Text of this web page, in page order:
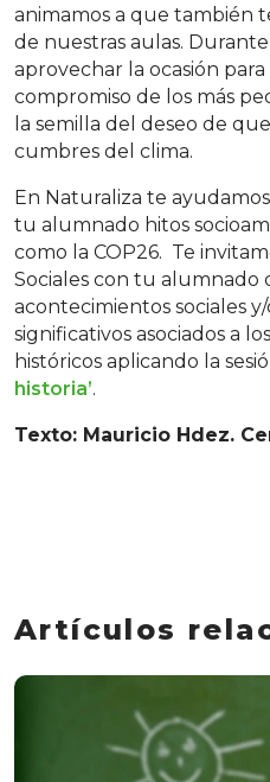
animamos a que también
de nuestras aulas.
aprovechar la ocasión
compromiso de los más
la semilla del deseo de
cumbres del clima.
En Naturaliza te
tu alumnado hitos
como la COP26. Te
Sociales con tu alumnado
acontecimientos sociales
significativos asociados a
históricos aplicando la
historia’.
Texto: Mauricio Hdez.
Artículos